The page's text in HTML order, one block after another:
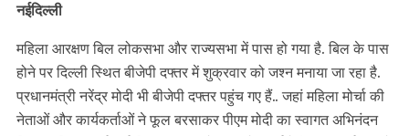
नईदिल्ली
महिला आरक्षण बिल लोकसभा और राज्यसभा में पास हो गया है. बिल के पास
होने पर दिल्ली स्थित बीजेपी दफ्तर में शुक्रवार को जश्न मनाया जा रहा है.
प्रधानमंत्री नरेंद्र मोदी भी बीजेपी दफ्तर पहुंच गए हैं.. जहां महिला मोर्चा की
नेताओं और कार्यकर्ताओं ने फूल बरसाकर पीएम मोदी का स्वागत अभिनंदन